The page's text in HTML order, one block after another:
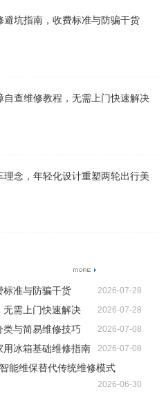
避坑指南，收费标准与防骗干货
自查维修教程，无需上门快速解决
理念，年轻化设计重塑两轮出行美
标准与防骗干货 2026-07-28
无需上门快速解决 2026-07-28
类与简易维修技巧 2026-07-08
用冰箱基础维修指南 2026-07-08
能维保替代传统维修模式
2026-06-30